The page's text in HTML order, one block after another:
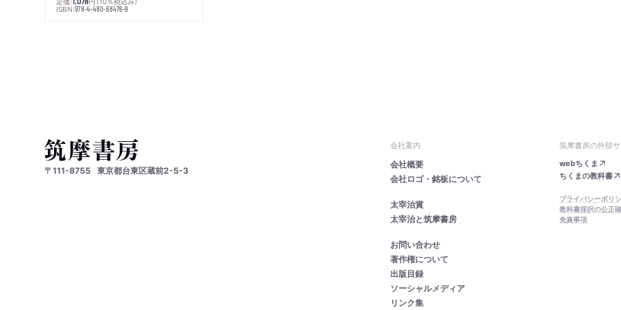
ISBN:978-4-480-68476-9
〒111-8755 東京都台東区蔵前2-5-3
会社案内
会社概要
会社ロゴ・銘板について
太宰治賞
太宰治と筑摩書房
お問い合わせ
著作権について
出版目録
ソーシャルメディア
リンク集
筑摩書房の外部サ
webちくま
ちくまの教科書
プライバシーポリ
教科書採択の公正
免責事項